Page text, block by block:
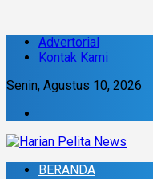
Advertorial
Kontak Kami
Senin, Agustus 10, 2026
BERANDA